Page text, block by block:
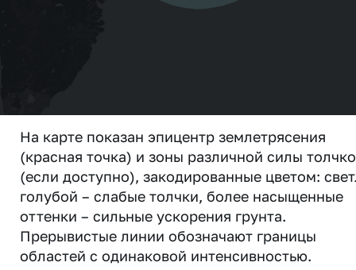
На карте показан эпицентр землетрясения
(красная точка) и зоны различной силы
(если доступно), закодированные цветом:
голубой – слабые толчки, более насыщенные
оттенки – сильные ускорения грунта.
Прерывистые линии обозначают границы
областей с одинаковой интенсивностью.